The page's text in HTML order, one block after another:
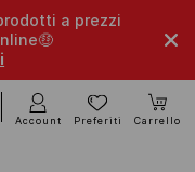
a prezzi
Account Preferiti Carrello